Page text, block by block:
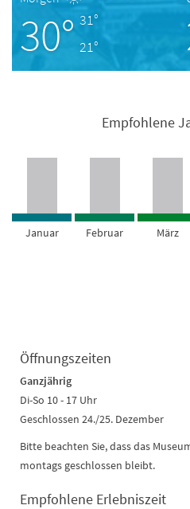
30° 31°
21°
Empfohlene
Januar Februar März
Öffnungszeiten
Ganzjährig
Di-So 10 - 17 Uhr
Geschlossen 24./25. Dezember
Bitte beachten Sie, dass das
montags geschlossen bleibt.
Empfohlene Erlebniszeit